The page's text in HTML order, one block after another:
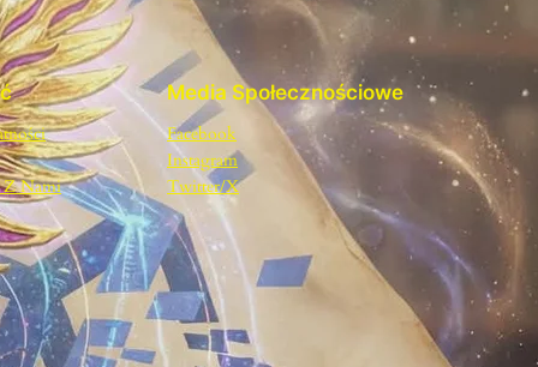
Z Nami
Media Społecznościowe
Facebook
Instagram
Twitter/X